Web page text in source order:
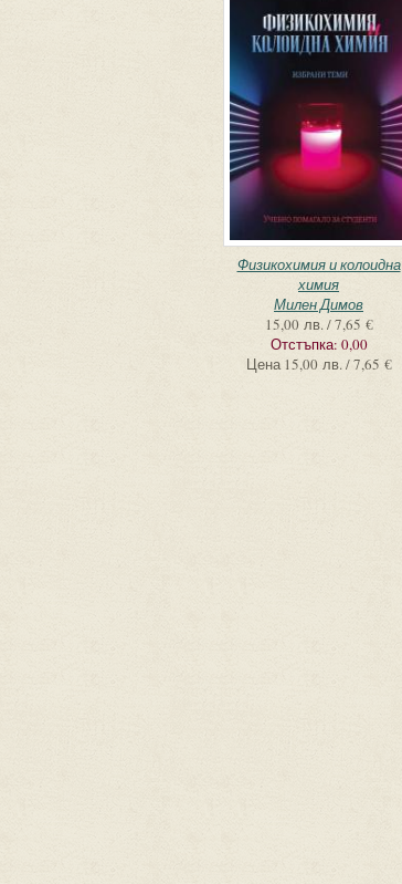
Физикохимия и колоидна
химия
Милен Димов
15,00 лв. / 7,65 €
Отстъпка: 0,00
Цена 15,00 лв. / 7,65 €